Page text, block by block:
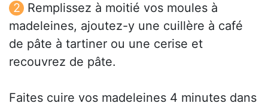
Remplissez à moitié vos moules à
madeleines, ajoutez-y une cuillère à café
de pâte à tartiner ou une cerise et
recouvrez de pâte.
Faites cuire vos madeleines 4 minutes dans